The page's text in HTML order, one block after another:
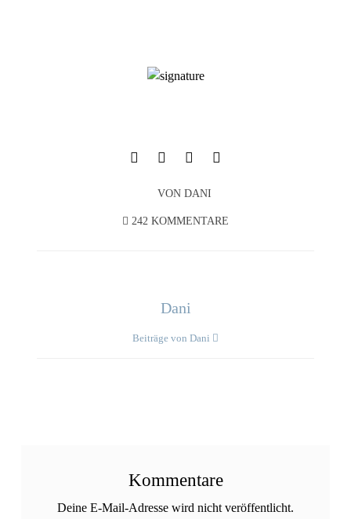
VON DANI
242 KOMMENTARE
Dani
Beiträge von Dani
Kommentare
Deine E-Mail-Adresse wird nicht veröffentlicht.